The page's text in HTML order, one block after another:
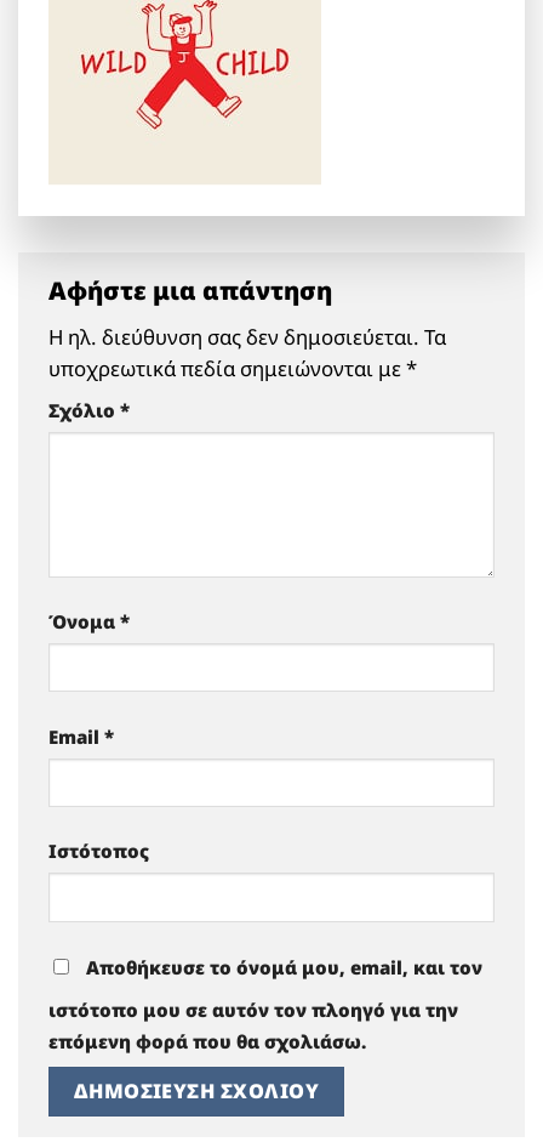
Αφήστε μια απάντηση
Η ηλ. διεύθυνση σας δεν δημοσιεύεται. Τα
υποχρεωτικά πεδία σημειώνονται με*
Σχόλιο *
Όνομα *
Email *
Ιστότοπος
Αποθήκευσε το όνομά μου, email, και τον
ιστότοπο μου σε αυτόν τον πλοηγό για την
επόμενη φορά που θα σχολιάσω.